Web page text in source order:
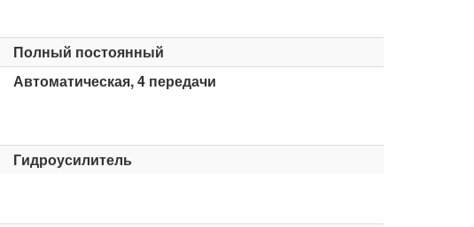
Полный постоянный
Автоматическая, 4 передачи
Гидроусилитель